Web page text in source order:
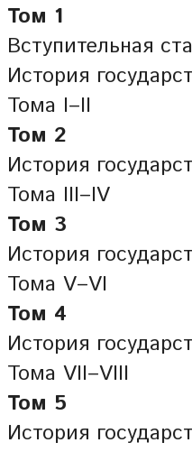
Том 1
Вступительная
История
Тома I–II
Том 2
История
Тома III–IV
Том 3
История
Тома V–VI
Том 4
История
Тома VII–VIII
Том 5
История